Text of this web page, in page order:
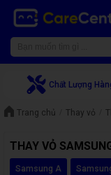
Chất Lượng
Trang chủ Thay vỏ
THAY VỎ
Samsung A